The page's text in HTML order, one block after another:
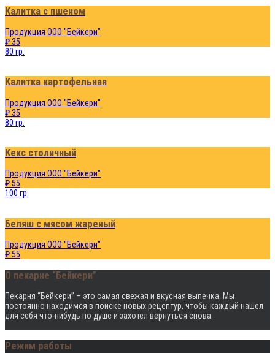
Калитка с пшеном
Продукция ООО "Бейкери"
₽ 35
80 гр.
Калитка картофельная
Продукция ООО "Бейкери"
₽ 35
80 гр.
Кекс столичный
Продукция ООО "Бейкери"
₽ 55
100 гр.
Беляш с мясом жареный
Продукция ООО "Бейкери"
₽ 55
О пекарне “Бейкери”
Пекарня “Бейкери” – это cамая свежая и вкусная выпечка. Мы
постоянно находимся в поиске новых рецептур, чтобы каждый нашел
для себя что-нибудь по душе и захотел вернуться снова.
Режим работы